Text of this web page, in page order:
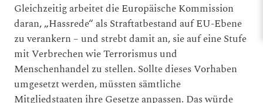
Gleichzeitig arbeitet die Europäische Kommission
daran, „Hassrede“ als Straftatbestand auf EU-Ebene
zu verankern – und strebt damit an, sie auf eine Stufe
mit Verbrechen wie Terrorismus und
Menschenhandel zu stellen. Sollte dieses Vorhaben
umgesetzt werden, müssten sämtliche
Mitgliedstaaten ihre Gesetze anpassen. Das würde